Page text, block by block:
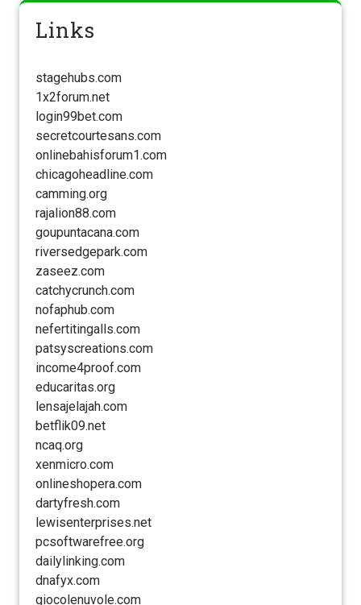
Links
stagehubs.com
1x2forum.net
login99bet.com
secretcourtesans.com
onlinebahisforum1.com
chicagoheadline.com
camming.org
rajalion88.com
goupuntacana.com
riversedgepark.com
zaseez.com
catchycrunch.com
nofaphub.com
nefertitingalls.com
patsyscreations.com
income4proof.com
educaritas.org
lensajelajah.com
betflik09.net
ncaq.org
xenmicro.com
onlineshopera.com
dartyfresh.com
lewisenterprises.net
pcsoftwarefree.org
dailylinking.com
dnafyx.com
giocolenuvole.com